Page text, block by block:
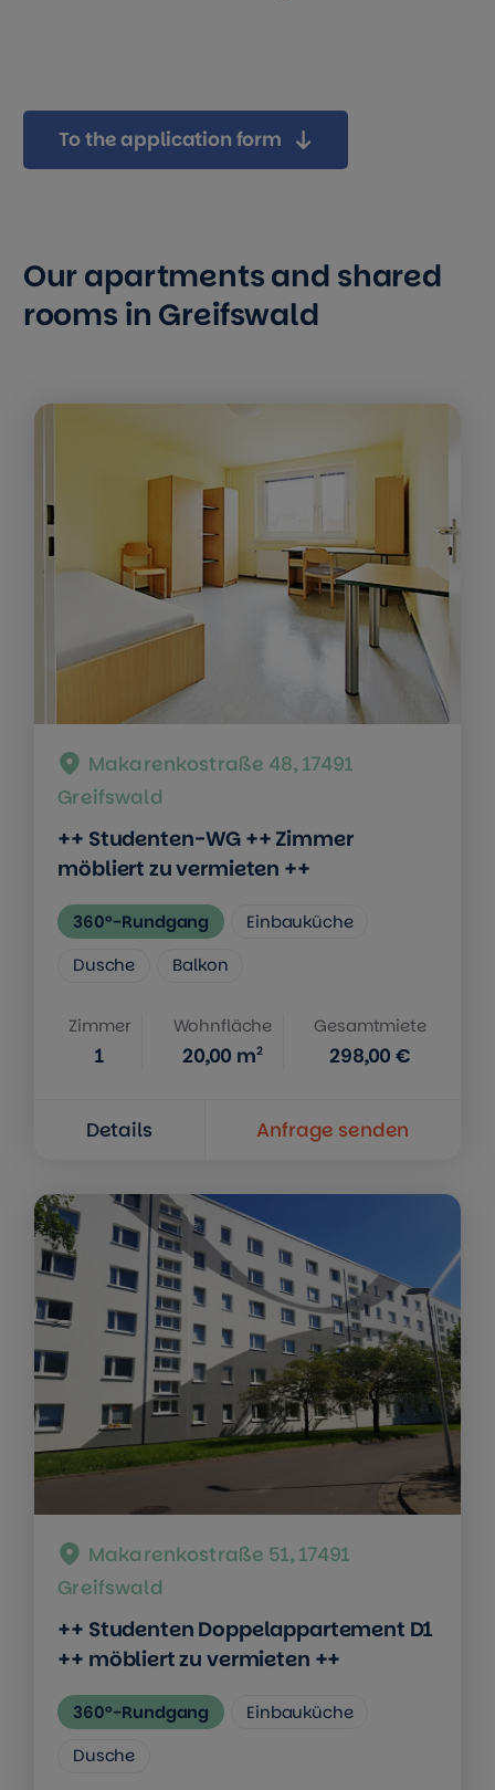
To the application form
Our apartments and shared
rooms in Greifswald
Makarenkostraße 48, 17491
Greifswald
++ Studenten-WG ++ Zimmer
möbliert zu vermieten ++
360°-Rundgang
Einbauküche
Dusche
Balkon
Zimmer
1
Wohnfläche
20,00 m2
Gesamtmiete
298,00 €
Details Anfrage senden
Makarenkostraße 51, 17491
Greifswald
++ Studenten Doppelappartement D1
++ möbliert zu vermieten ++
360°-Rundgang
Einbauküche
Dusche